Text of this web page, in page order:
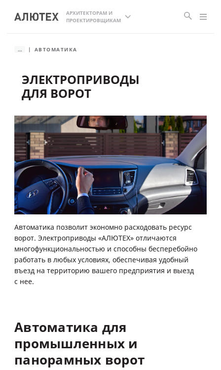
АРХИТЕКТОРАМ И
ПРОЕКТИРОВЩИКАМ
ЭЛЕКТРОПРИВОДЫ
ДЛЯ ВОРОТ
Автоматика позволит экономно расходовать ресурс
ворот. Электроприводы «АЛЮТЕХ» отличаются
многофункциональностью и способны бесперебойно
работать в любых условиях, обеспечивая удобный
въезд на территорию вашего предприятия и выезд
с нее.
... АВТОМАТИКА
Автоматика для
промышленных и
панорамных ворот